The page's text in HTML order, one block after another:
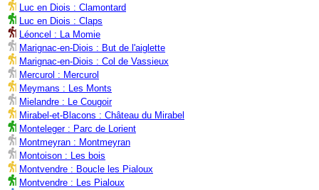
Luc en Diois : Clamontard
Luc en Diois : Claps
Léoncel : La Momie
Marignac-en-Diois : But de l'aiglette
Marignac-en-Diois : Col de Vassieux
Mercurol : Mercurol
Meymans : Les Monts
Mielandre : Le Cougoir
Mirabel-et-Blacons : Château du Mirabel
Monteleger : Parc de Lorient
Montmeyran : Montmeyran
Montoison : Les bois
Montvendre : Boucle les Pialoux
Montvendre : Les Pialoux